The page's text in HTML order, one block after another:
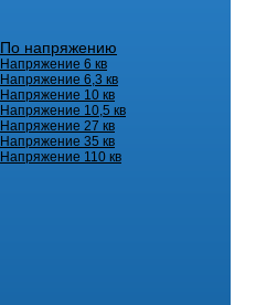
По напряжению
Напряжение 6 кв
Напряжение 6,3 кв
Напряжение 10 кв
Напряжение 10,5 кв
Напряжение 27 кв
Напряжение 35 кв
Напряжение 110 кв